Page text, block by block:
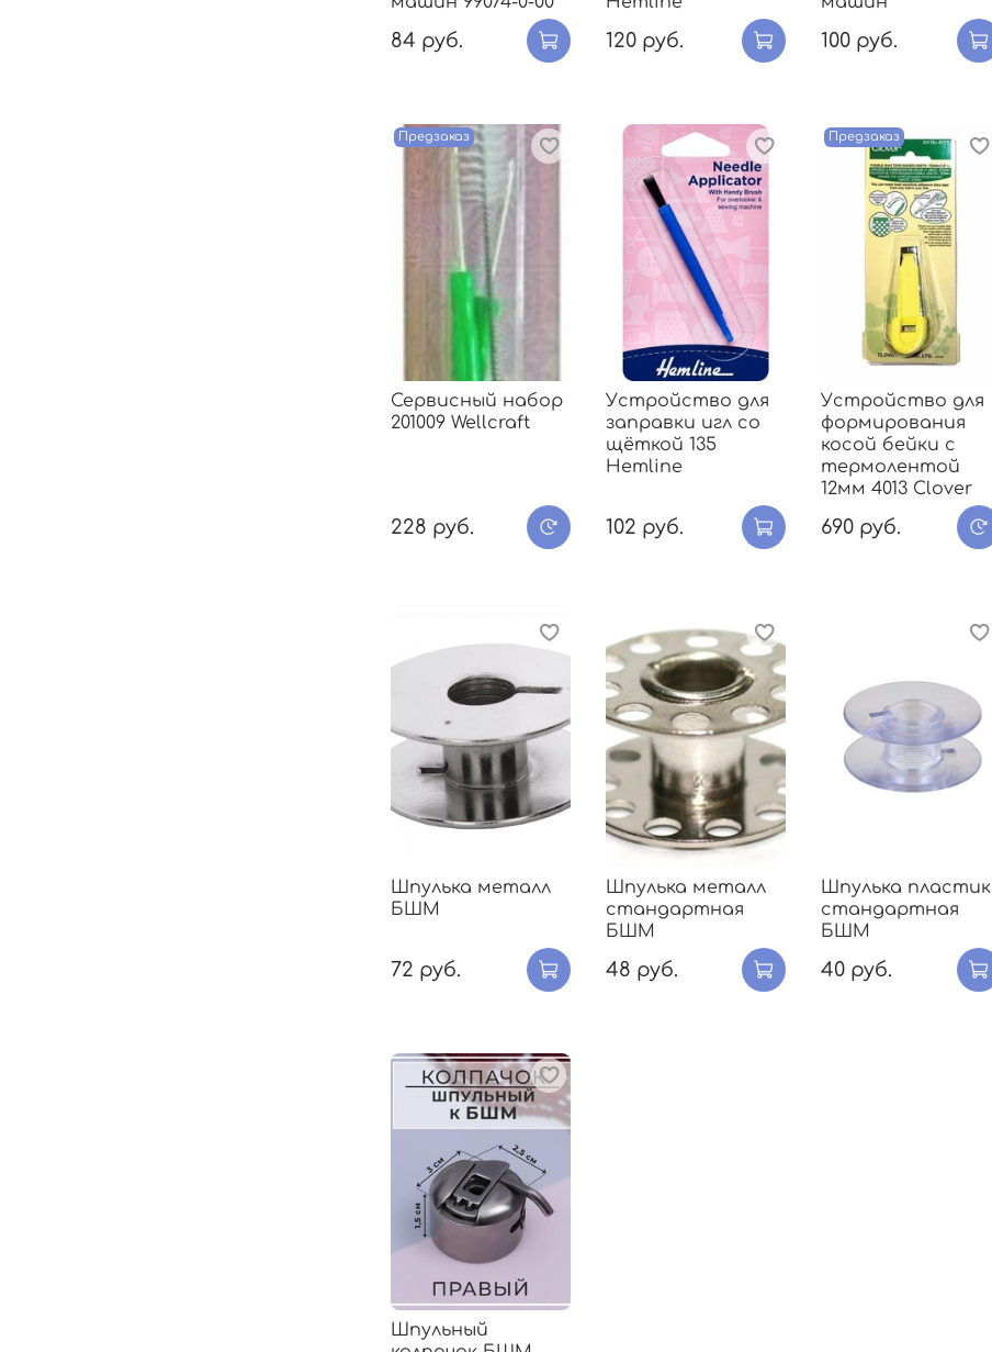
84 руб. 120 руб. 100 руб.
Предзаказ
Сервисный набор
201009 Wellcraft
228 руб.
Устройство для
заправки игл со
щёткой 135
Hemline
102 руб.
Предзаказ
Устройство для
формирования
косой бейки с
термолентой
12мм 4013 Clover
690 руб.
Шпулька металл
БШМ
72 руб.
Шпулька металл
стандартная
БШМ
48 руб.
Шпулька пластик
стандартная
БШМ
40 руб.
Шпульный